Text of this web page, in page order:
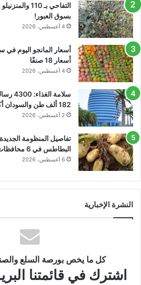
بسوق العبور!
4 أغسطس، 2026
أسعار المانجو اليوم
أسعار 18 صنفًا
4 أغسطس، 2026
سلامة
182 ألف طن والسودان أكبر الأسواق المستقبلة
2 أغسطس، 2026
تفاصيل المنظومة
البطاطس في 6 محافظات
6 أغسطس، 2026
النشرة الإخبارية
كل ما يخص بورصة السلع
اشترك في قائمتنا